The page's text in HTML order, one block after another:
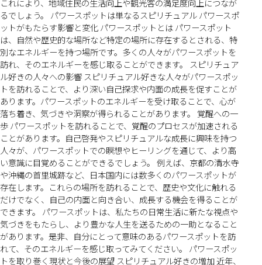
これにより、地域住民の生活向上や観光客の満足度向上につなが
るでしょう。 パワースポットは単なるスピリチュアル パワースポ
ットがもたらす影響と変化 パワースポットとは パワースポット
は、自然や歴史的な場所など特定の場所に存在するとされる、特
別なエネルギーを持つ場所です。多くの人々がパワースポットを
訪れ、そのエネルギーを感じ取ることができます。 スピリチュア
ル好きの人々への影響 スピリチュアル好きな人々がパワースポッ
トを訪れることで、より深い自己探求や内面の成長を促すことが
あります。パワースポットのエネルギーを受け取ることで、心が
落ち着き、気づきや洞察が得られることがあります。 覚醒への一
歩 パワースポットを訪れることで、覚醒のプロセスが加速される
ことがあります。自己啓発やスピリチュアルな成長に興味を持つ
人々が、パワースポットでの瞑想やヒーリングを通じて、より高
い意識に目覚めることができるでしょう。 例えば、京都の清水寺
や沖縄の首里城跡など、日本国内には数多くのパワースポットが
存在します。これらの場所を訪れることで、歴史や文化に触れる
だけでなく、自己の内面と向き合い、成長する機会を得ることが
できます。 パワースポットは、私たちの日常生活に新たな視点や
気づきをもたらし、より豊かな人生を送るための一助となること
があります。是非、自分にとって意味のあるパワースポットを訪
れて、そのエネルギーを感じ取ってみてください。 パワースポッ
トを取り巻く現状と今後の展望 スピリチュアル好きの増加 近年、